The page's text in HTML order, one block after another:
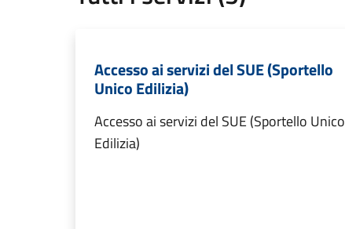
Accesso ai servizi del SUE (Sportello
Unico Edilizia)
Accesso ai servizi del SUE (Sportello Unico
Edilizia)